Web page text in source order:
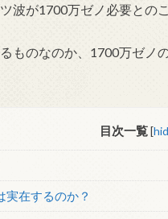
波が1700万ゼノ必要とのこ
ものなのか、 1700万ゼノ
目次一覧 [
実在するのか？